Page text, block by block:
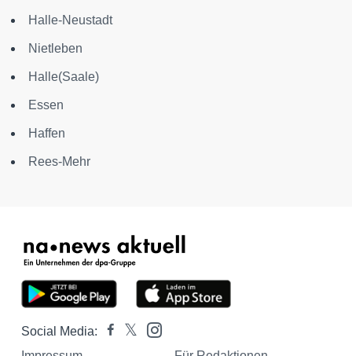
Halle-Neustadt
Nietleben
Halle(Saale)
Essen
Haffen
Rees-Mehr
Social Media: